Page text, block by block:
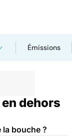
Émissions
dehors
bouche ?